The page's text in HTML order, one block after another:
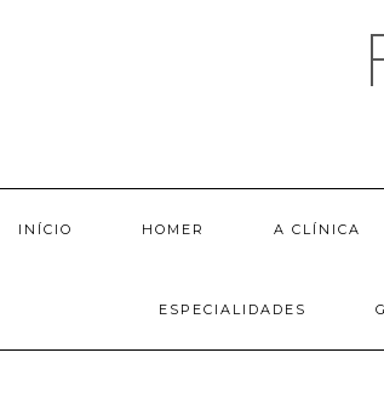
INÍCIO HOMER A CLÍNICA
ESPECIALIDADES